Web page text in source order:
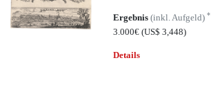
Ergebnis(inkl. Aufgeld)*
3.000€(US$ 3,448)
Details